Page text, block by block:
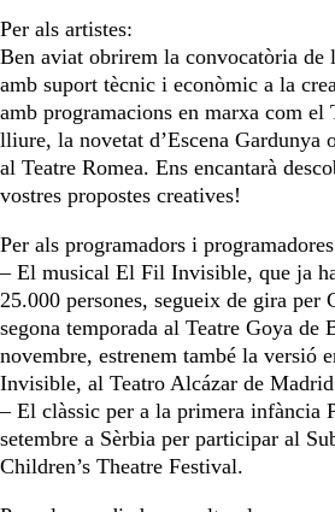
Per als artistes:
Ben aviat obrirem la convocatòria de
amb suport tècnic i econòmic a la
amb programacions en marxa com el
lliure, la novetat d’Escena Gardunya
al Teatre Romea. Ens encantarà
vostres propostes creatives!
Per als programadors i
– El musical El Fil Invisible, que ja
25.000 persones, segueix de gira per
segona temporada al Teatre Goya de
novembre, estrenem també la versió
Invisible, al Teatro Alcázar de
– El clàssic per a la primera infància
setembre a Sèrbia per participar al
Children’s Theatre Festival.